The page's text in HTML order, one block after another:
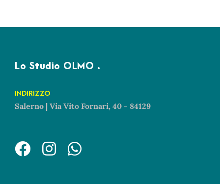
Lo Studio OLMO .
INDIRIZZO
Salerno | Via Vito Fornari, 40 - 84129